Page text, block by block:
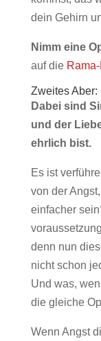
dein Gehirn
Nimm eine
auf die
Zweites
Dabei sind
und der
ehrlich bist.
Es ist
von der
einfacher
denn nun
nicht schon
Und was,
die gleiche
Wenn Angst